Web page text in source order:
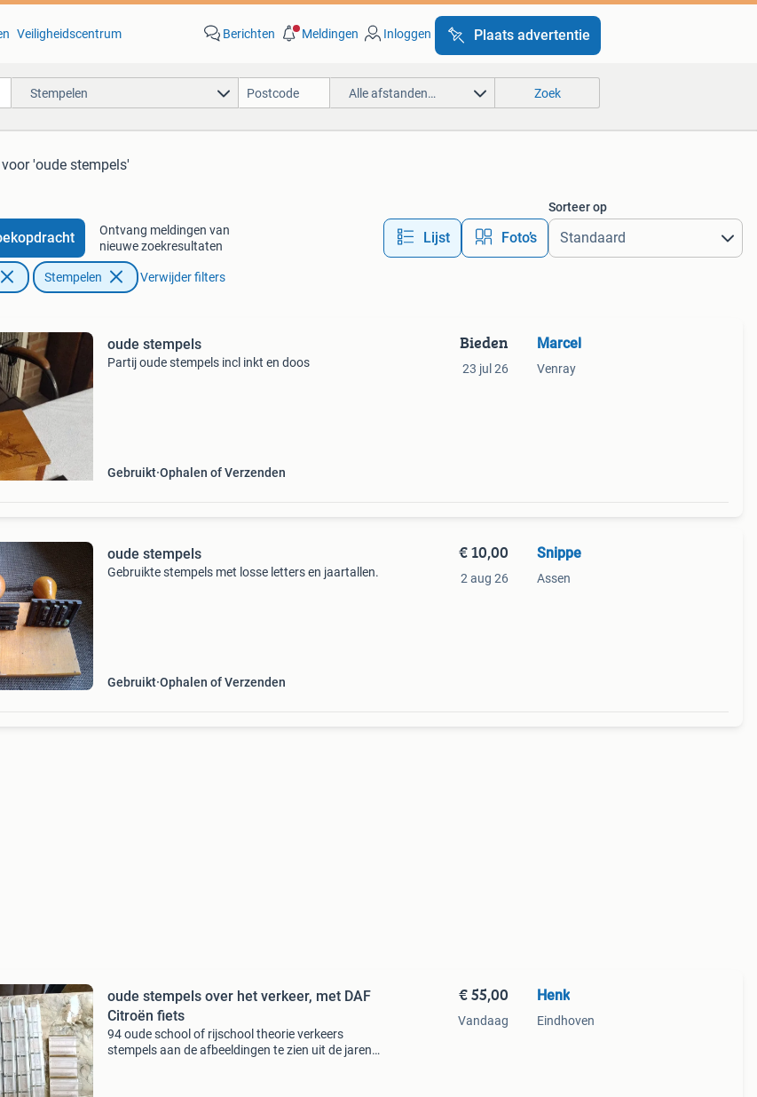
Veiligheidscentrum Berichten Meldingen Inloggen Plaats advertentie
Stempelen Alle afstanden… Zoek
voor 'oude stempels'
Ontvang meldingen van
nieuwe zoekresultaten
Lijst Foto’s
Sorteer op
Stempelen Verwijder filters
oude stempels
Partij oude stempels incl inkt en doos
Gebruikt Ophalen of Verzenden
Bieden
23 jul 26
Marcel
Venray
oude stempels
Gebruikte stempels met losse letters en jaartallen.
Gebruikt Ophalen of Verzenden
€ 10,00
2 aug 26
Snippe
Assen
oude stempels over het verkeer, met DAF
Citroën fiets
94 oude school of rijschool theorie verkeers
stempels aan de afbeeldingen te zien uit de jaren
€ 55,00
Vandaag
Henk
Eindhoven